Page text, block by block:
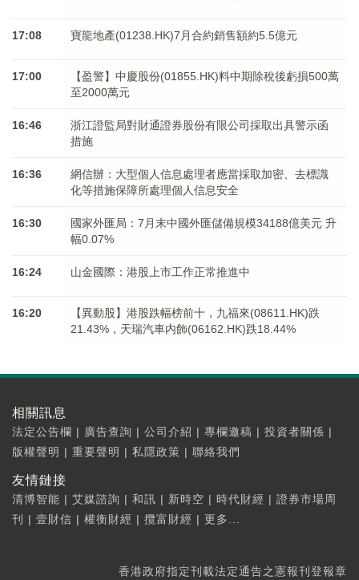
17:08 寶龍地產(01238.HK)7月合約銷售額約5.5億元
17:00
【盈警】中慶股份(01855.HK)料中期除稅後虧損500萬
至2000萬元
16:46
浙江證監局對財通證券股份有限公司採取出具警示函
措施
16:36
網信辦：大型個人信息處理者應當採取加密、去標識
化等措施保障所處理個人信息安全
16:30
國家外匯局：7月末中國外匯儲備規模34188億美元 升
幅0.07%
16:24 山金國際：港股上市工作正常推進中
16:20
【異動股】港股跌幅榜前十，九福來(08611.HK)跌
21.43%，天瑞汽車内飾(06162.HK)跌18.44%
相關訊息
法定公告欄 | 廣告查詢 | 公司介紹 | 專欄邀稿 | 投資者關係 |
版權聲明 | 重要聲明 | 私隱政策 | 聯絡我們
友情鏈接
清博智能 | 艾媒諮詢 | 和訊 | 新時空 | 時代財經 | 證券市場周
刊
| 壹財信 | 權衡財經 | 攬富財經 | 更多...
香港政府指定刊載法定通告之憲報刊登報章